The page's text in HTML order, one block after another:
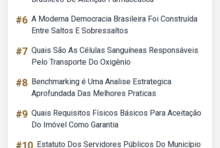
#6 A Moderna Democracia Brasileira Foi Construída
Entre Saltos E Sobressaltos
#7 Quais São As Células Sanguíneas Responsáveis
Pelo Transporte Do Oxigênio
#8 Benchmarking é Uma Analise Estrategica
Aprofundada Das Melhores Praticas
#9 Quais Requisitos Físicos Básicos Para Aceitação
Do Imóvel Como Garantia
#10 Estatuto Dos Servidores Públicos Do Município